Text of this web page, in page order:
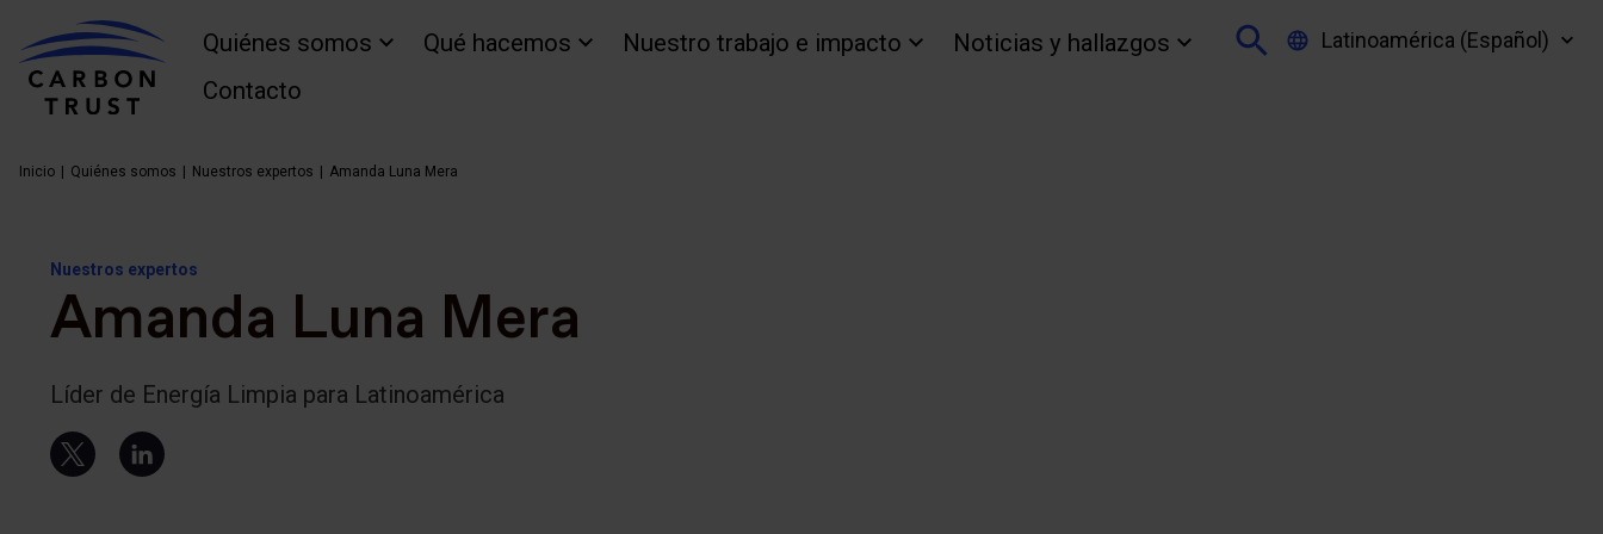
Quiénes somos Qué hacemos Nuestro trabajo e impacto
Noticias y hallazgos
Contacto
Latinoamérica (Español)
Inicio Quiénes somos Nuestros expertos Amanda Luna Mera
Nuestros expertos
Amanda Luna Mera
Líder de Energía Limpia para Latinoamérica